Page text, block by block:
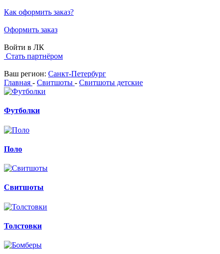
Как оформить заказ?
Оформить заказ
Войти в ЛК
Стать партнёром
Ваш регион: Санкт-Петербург
Главная - Свитшоты - Свитшоты детские
Футболки
Поло
Свитшоты
Толстовки